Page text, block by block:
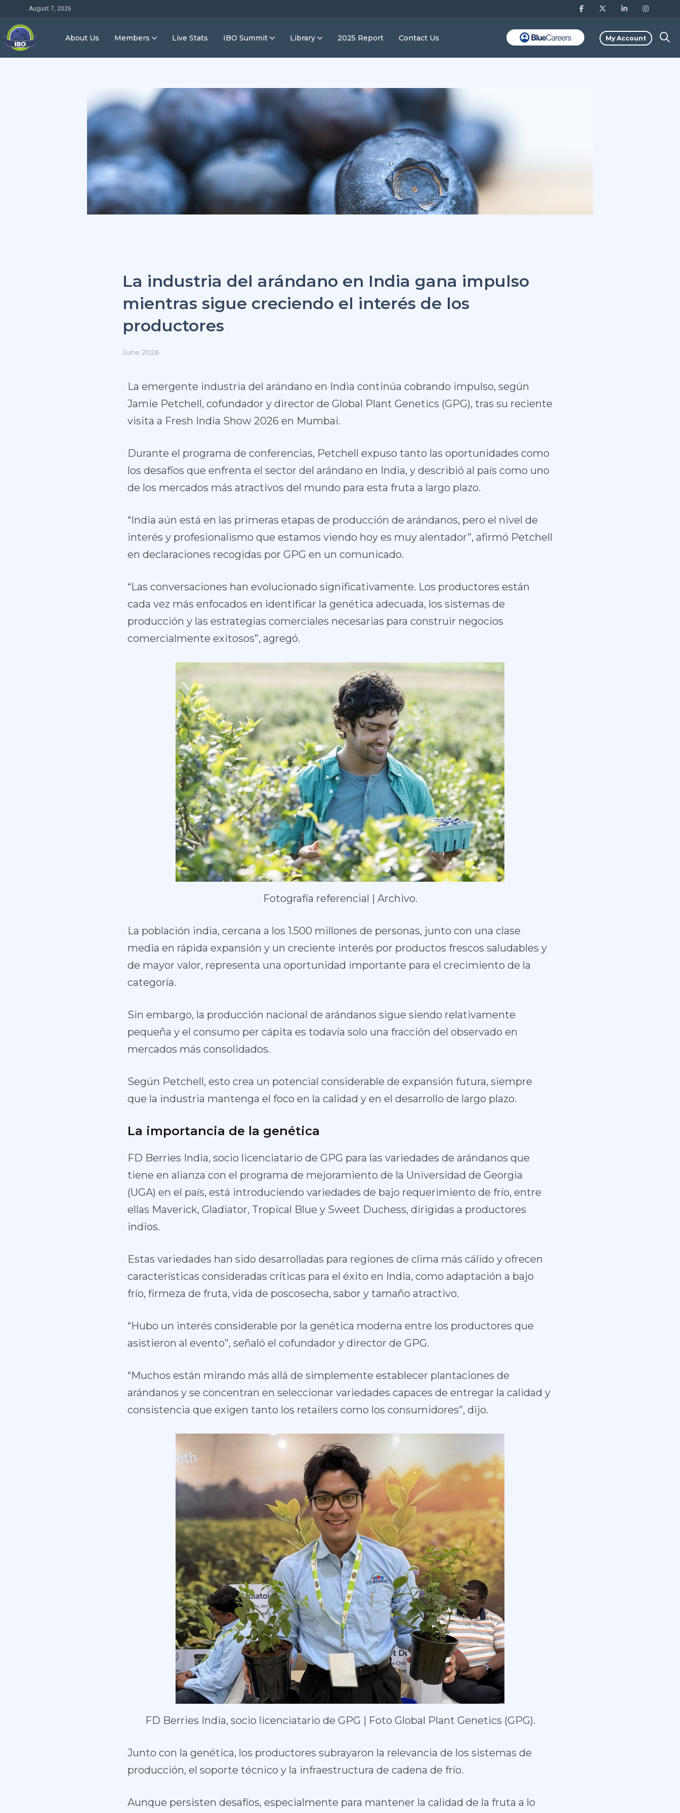
August 7, 2026
About Us Members Live Stats IBO Summit Library 2025 Report Contact Us My Account
La industria del arándano en India gana impulso
mientras sigue creciendo el interés de los
productores
June 2026
La emergente industria del arándano en India continúa cobrando impulso, según
Jamie Petchell, cofundador y director de Global Plant Genetics (GPG), tras su reciente
visita a Fresh India Show 2026 en Mumbai.
Durante el programa de conferencias, Petchell expuso tanto las oportunidades como
los desafíos que enfrenta el sector del arándano en India, y describió al país como uno
de los mercados más atractivos del mundo para esta fruta a largo plazo.
“India aún está en las primeras etapas de producción de arándanos, pero el nivel de
interés y profesionalismo que estamos viendo hoy es muy alentador”, afirmó Petchell
en declaraciones recogidas por GPG en un comunicado.
“Las conversaciones han evolucionado significativamente. Los productores están
cada vez más enfocados en identificar la genética adecuada, los sistemas de
producción y las estrategias comerciales necesarias para construir negocios
comercialmente exitosos”, agregó.
Fotografía referencial | Archivo.
La población india, cercana a los 1.500 millones de personas, junto con una clase
media en rápida expansión y un creciente interés por productos frescos saludables y
de mayor valor, representa una oportunidad importante para el crecimiento de la
categoría.
Sin embargo, la producción nacional de arándanos sigue siendo relativamente
pequeña y el consumo per cápita es todavía solo una fracción del observado en
mercados más consolidados.
Según Petchell, esto crea un potencial considerable de expansión futura, siempre
que la industria mantenga el foco en la calidad y en el desarrollo de largo plazo.
La importancia de la genética
FD Berries India, socio licenciatario de GPG para las variedades de arándanos que
tiene en alianza con el programa de mejoramiento de la Universidad de Georgia
(UGA) en el país, está introduciendo variedades de bajo requerimiento de frío, entre
ellas Maverick, Gladiator, Tropical Blue y Sweet Duchess, dirigidas a productores
indios.
Estas variedades han sido desarrolladas para regiones de clima más cálido y ofrecen
características consideradas críticas para el éxito en India, como adaptación a bajo
frío, firmeza de fruta, vida de poscosecha, sabor y tamaño atractivo.
“Hubo un interés considerable por la genética moderna entre los productores que
asistieron al evento”, señaló el cofundador y director de GPG.
“Muchos están mirando más allá de simplemente establecer plantaciones de
arándanos y se concentran en seleccionar variedades capaces de entregar la calidad y
consistencia que exigen tanto los retailers como los consumidores”, dijo.
FD Berries India, socio licenciatario de GPG | Foto Global Plant Genetics (GPG).
Junto con la genética, los productores subrayaron la relevancia de los sistemas de
producción, el soporte técnico y la infraestructura de cadena de frío.
Aunque persisten desafíos, especialmente para mantener la calidad de la fruta a lo